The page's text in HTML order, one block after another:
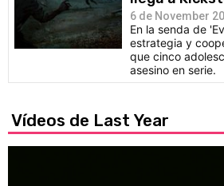
6 de November
En la senda de
estrategia y
que cinco
asesino en serie.
Vídeos de Last Year